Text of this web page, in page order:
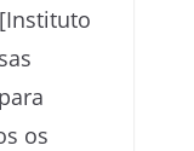
os